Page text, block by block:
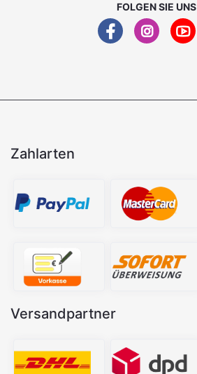
FOLGEN SIE UNS
Zahlarten
Versandpartner